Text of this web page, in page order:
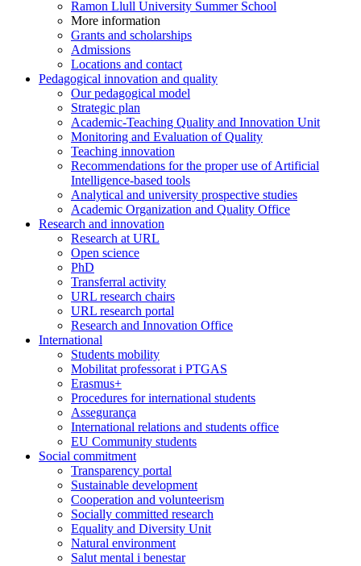
Ramon Llull University Summer School
More information
Grants and scholarships
Admissions
Locations and contact
Pedagogical innovation and quality
Our pedagogical model
Strategic plan
Academic-Teaching Quality and Innovation Unit
Monitoring and Evaluation of Quality
Teaching innovation
Recommendations for the proper use of Artificial
Intelligence-based tools
Analytical and university prospective studies
Academic Organization and Quality Office
Research and innovation
Research at URL
Open science
PhD
Transferral activity
URL research chairs
URL research portal
Research and Innovation Office
International
Students mobility
Mobilitat professorat i PTGAS
Erasmus+
Procedures for international students
Assegurança
International relations and students office
EU Community students
Social commitment
Transparency portal
Sustainable development
Cooperation and volunteerism
Socially committed research
Equality and Diversity Unit
Natural environment
Salut mental i benestar